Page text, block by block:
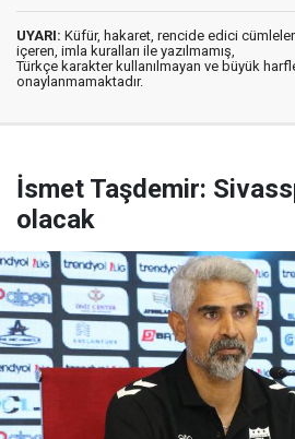
UYARI: Küfür, hakaret, rencide edici cümleler
içeren, imla kuralları ile yazılmamış,
Türkçe karakter kullanılmayan ve büyük
onaylanmamaktadır.
İsmet Taşdemir:
olacak